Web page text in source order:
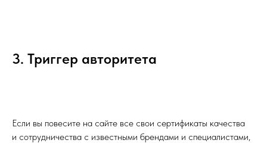
3. Триггер авторитета
Если вы повесите на сайте все свои сертификаты качества
и сотрудничества с известными брендами и специалистами,